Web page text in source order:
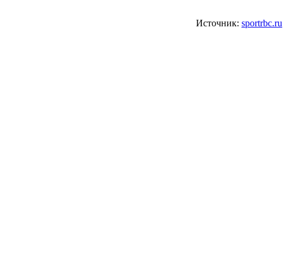
Источник: sportrbc.ru